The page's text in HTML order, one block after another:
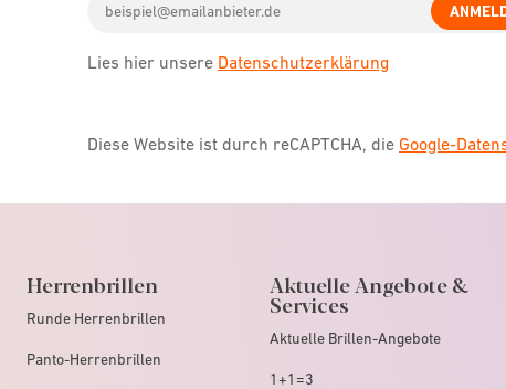
address
Lies hier unsere Datenschutzerklärung
Diese Website ist durch reCAPTCHA, die Google-
Herrenbrillen
Runde Herrenbrillen
Panto-Herrenbrillen
Aktuelle Angebote &
Services
Aktuelle Brillen-Angebote
1+1=3